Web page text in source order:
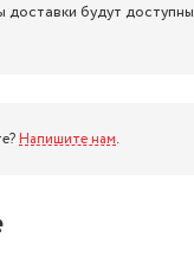
доставки будут
Напишите нам.